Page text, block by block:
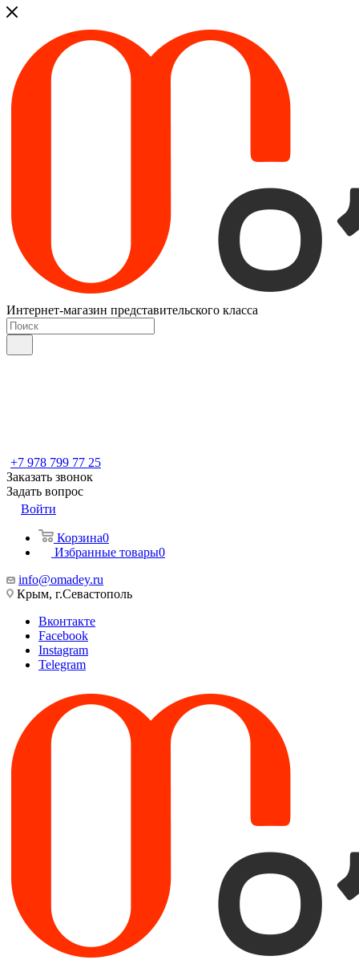
Интернет-магазин представительского класса
+7 978 799 77 25
Заказать звонок
Задать вопрос
Войти
Корзина0
Избранные товары0
info@omadey.ru
Крым, г.Севастополь
Вконтакте
Facebook
Instagram
Telegram